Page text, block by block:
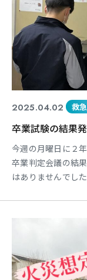
2025.04.02 救
卒業試験の結果
今週の月曜日に２
卒業判定会議の結
はありませんでし
生と教員一同が一
指していきます。